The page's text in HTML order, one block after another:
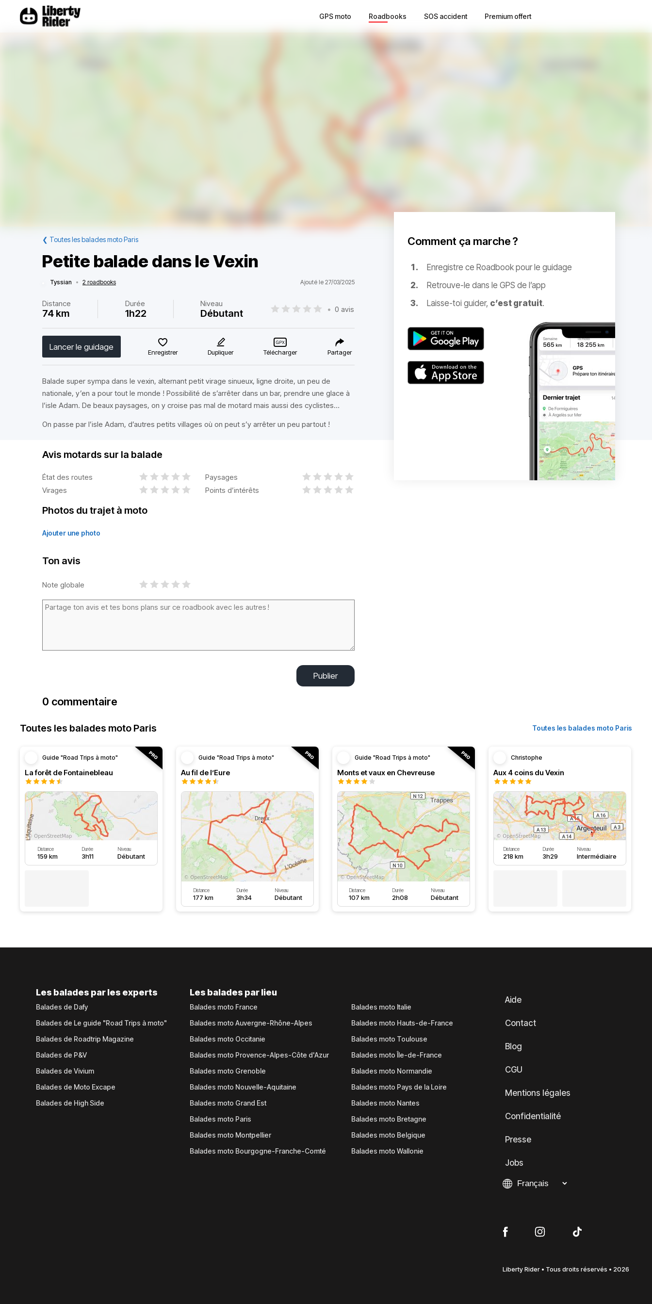
GPS moto Roadbooks SOS accident Premium offert
❮ Toutes les balades moto Paris
Petite balade dans le Vexin
Tyssian • 2 roadbooks Ajouté le 27/03/2025
Distance
74 km
Durée
1h22
Niveau
Débutant • 0 avis
Lancer le guidage
Enregistrer Dupliquer Télécharger Partager
Balade super sympa dans le vexin, alternant petit virage sinueux, ligne droite, un peu de
nationale, y’en a pour tout le monde ! Possibilité de s’arrêter dans un bar, prendre une glace à
l’isle Adam. De beaux paysages, on y croise pas mal de motard mais aussi des cyclistes…
On passe par l’isle Adam, d’autres petits villages où on peut s’y arrêter un peu partout !
Comment ça marche ?
Enregistre ce Roadbook pour le guidage
Retrouve-le dans le GPS de l’app
Laisse-toi guider, c’est gratuit.
Avis motards sur la balade
État des routes
Paysages
Virages
Points d’intérêts
Photos du trajet à moto
Ajouter une photo
Ton avis
Note globale
Publier
0 commentaire
Toutes les balades moto Paris Toutes les balades moto Paris
Guide "Road Trips à moto"
La forêt de Fontainebleau
Distance
159 km
Durée
3h11
Niveau
Débutant
Guide "Road Trips à moto"
Au fil de l’Eure
Distance
177 km
Durée
3h34
Niveau
Débutant
Guide "Road Trips à moto"
Monts et vaux en Chevreuse
Distance
107 km
Durée
2h08
Niveau
Débutant
Christophe
Aux 4 coins du Vexin
Distance
218 km
Durée
3h29
Niveau
Intermédiaire
Les balades par les experts
Balades de Dafy
Balades de Le guide "Road Trips à moto"
Balades de Roadtrip Magazine
Balades de P&V
Balades de Vivium
Balades de Moto Excape
Balades de High Side
Les balades par lieu
Balades moto France
Balades moto Auvergne-Rhône-Alpes
Balades moto Occitanie
Balades moto Provence-Alpes-Côte d'Azur
Balades moto Grenoble
Balades moto Nouvelle-Aquitaine
Balades moto Grand Est
Balades moto Paris
Balades moto Montpellier
Balades moto Bourgogne-Franche-Comté
Balades moto Italie
Balades moto Hauts-de-France
Balades moto Toulouse
Balades moto Île-de-France
Balades moto Normandie
Balades moto Pays de la Loire
Balades moto Nantes
Balades moto Bretagne
Balades moto Belgique
Balades moto Wallonie
Aide
Contact
Blog
CGU
Mentions légales
Confidentialité
Presse
Jobs
Liberty Rider • Tous droits réservés • 2026